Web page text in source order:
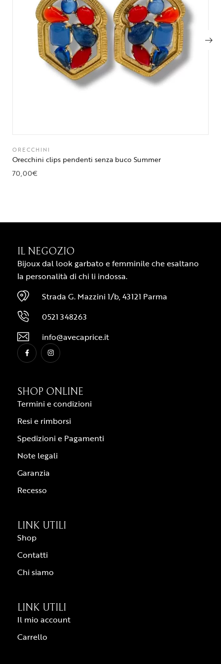
ORECCHINI
Orecchini clips pendenti senza buco Summer
70,00€
IL NEGOZIO
Bijoux dal look garbato e femminile che esaltano
la personalità di chi li indossa.
Strada G. Mazzini 1/b, 43121 Parma
0521 348263
info@avecaprice.it
SHOP ONLINE
Termini e condizioni
Resi e rimborsi
Spedizioni e Pagamenti
Note legali
Garanzia
Recesso
LINK UTILI
Shop
Contatti
Chi siamo
LINK UTILI
Il mio account
Carrello